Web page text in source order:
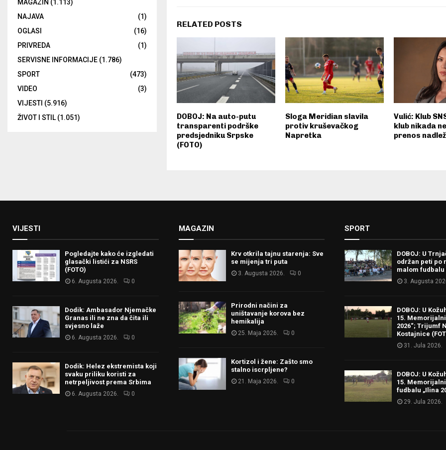
RELATED POSTS
DOBOJ: Na auto-putu
transparenti podrške
predsjedniku Srpske
(FOTO)
Sloga Meridian slavila
protiv kruševačkog
Napretka
Vulić: Klub
klub nikada
prenos
MAGAZIN (1.113)
NAJAVA
(1)
OGLASI
(16)
PRIVREDA
(1)
SERVISNE INFORMACIJE (1.786)
SPORT
(473)
VIDEO
(3)
VIJESTI (5.916)
ŽIVOT I STIL(1.051)
VIJESTI
Pogledajte kako će izgledati
glasački listići za NSRS
(FOTO)
6. Augusta 2026. 0
Dodik: Ambasador Njemačke
Granas ili ne zna da čita ili
svjesno laže
6. Augusta 2026. 0
Dodik: Helez ekstremista koji
svaku priliku koristi za
netrpeljivost prema Srbima
6. Augusta 2026. 0
MAGAZIN
Krv otkrila tajnu starenja: Sve
se mijenja tri puta
3. Augusta 2026. 0
Prirodni načini za
uništavanje korova bez
hemikalija
25. Maja 2026. 0
Kortizol i žene: Zašto smo
stalno iscrpljene?
21. Maja 2026. 0
SPORT
DOBOJ: U
održan peti po
malom fudbalu
3. Augusta
DOBOJ: U
15.
2026“; Trijumf
Kostajnice
31. Jula 2026.
DOBOJ: U
15.
fudbalu „Ilina
29. Jula 2026.